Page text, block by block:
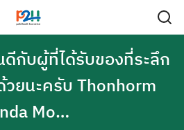
กับผู้ที่ได้รับของที่ระลึก
วยนะครับ Thonhorm
Mo…